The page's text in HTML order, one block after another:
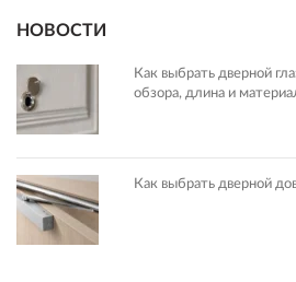
НОВОСТИ
Как выбрать дверной
обзора, длина и
Как выбрать дверной